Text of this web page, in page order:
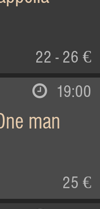
22 - 26 €
19:00
man
25 €